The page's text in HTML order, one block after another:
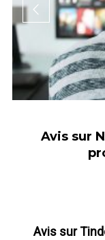
Avis sur
Avis sur